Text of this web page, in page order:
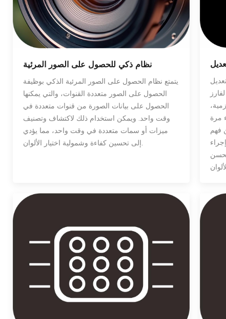
نظام ذكي للحصول على الصور المرئية
يتمتع نظام الحصول على الصور المرئية الذكي بوظيفة
الحصول على الصور متعددة القنوات، والتي يمكنها
الحصول على بيانات الصورة من قنوات متعددة في
وقت واحد. ويمكن استخدام ذلك لاكتشاف وتصنيف
ميزات أو سمات متعددة في وقت واحد، مما يؤدي
إلى تحسين كفاءة وشمولية اختيار الألوان.
مرة
فهم
يحسن